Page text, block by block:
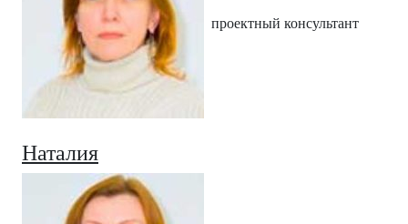
проектный консультант
Наталия